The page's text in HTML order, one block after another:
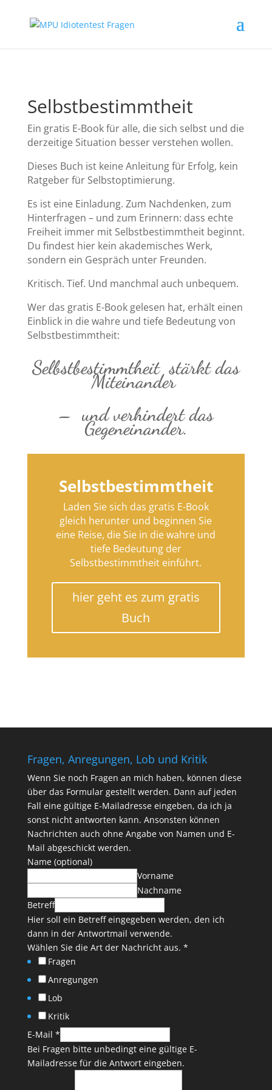
Selbstbestimmtheit
Ein gratis E-Book für alle, die sich selbst und die
derzeitige Situation besser verstehen wollen.
Dieses Buch ist keine Anleitung für Erfolg, kein
Ratgeber für Selbstoptimierung.
Es ist eine Einladung. Zum Nachdenken, zum
Hinterfragen – und zum Erinnern: dass echte
Freiheit immer mit Selbstbestimmtheit beginnt.
Du findest hier kein akademisches Werk,
sondern ein Gespräch unter Freunden.
Kritisch. Tief. Und manchmal auch unbequem.
Wer das gratis E-Book gelesen hat, erhält einen
Einblick in die wahre und tiefe Bedeutung von
Selbstbestimmtheit:
Selbstbestimmtheit stärkt das
Miteinander
– und verhindert das
Gegeneinander.
Selbstbestimmtheit
Laden Sie sich das gratis E-Book
gleich herunter und beginnen Sie
eine Reise, die Sie in die wahre und
tiefe Bedeutung der
Selbstbestimmtheit einführt.
hier geht es zum gratis
Buch
Fragen, Anregungen, Lob und Kritik
Wenn Sie noch Fragen an mich haben, können diese
über das Formular gestellt werden. Dann auf jeden
Fall eine gültige E-Mailadresse eingeben, da ich ja
sonst nicht antworten kann. Ansonsten können
Nachrichten auch ohne Angabe von Namen und E-
Mail abgeschickt werden.
Name (optional)
Vorname
Nachname
Betreff
Hier soll ein Betreff eingegeben werden, den ich
dann in der Antwortmail verwende.
Wählen Sie die Art der Nachricht aus. *
Fragen
Anregungen
Lob
Kritik
E-Mail *
Bei Fragen bitte unbedingt eine gültige E-
Mailadresse für die Antwort eingeben.